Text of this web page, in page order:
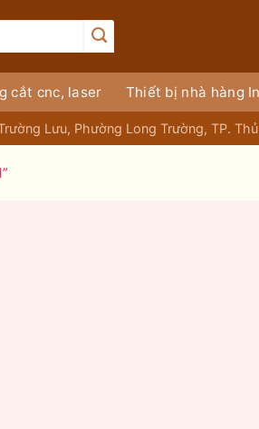
cắt cnc, laser Thiết bị nhà hàng
Lưu, Phường Long Trường, TP.